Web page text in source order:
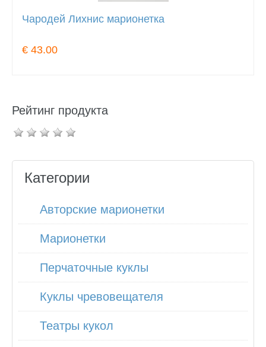
Чародей Лихнис марионетка
€ 43.00
Рейтинг продукта
Категории
Авторские марионетки
Марионетки
Перчаточные куклы
Куклы чревовещателя
Театры кукол